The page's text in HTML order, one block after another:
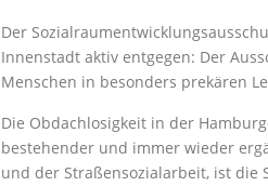
Der
Innenstadt aktiv entgegen: Der
Menschen in besonders prekären
Die Obdachlosigkeit in der
bestehender und immer wieder
und der Straßensozialarbeit, ist die